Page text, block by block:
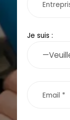
Je suis :